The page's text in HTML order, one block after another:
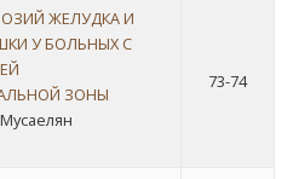
ЖЕЛУДКА И
У БОЛЬНЫХ С
ЗОНЫ
73-74